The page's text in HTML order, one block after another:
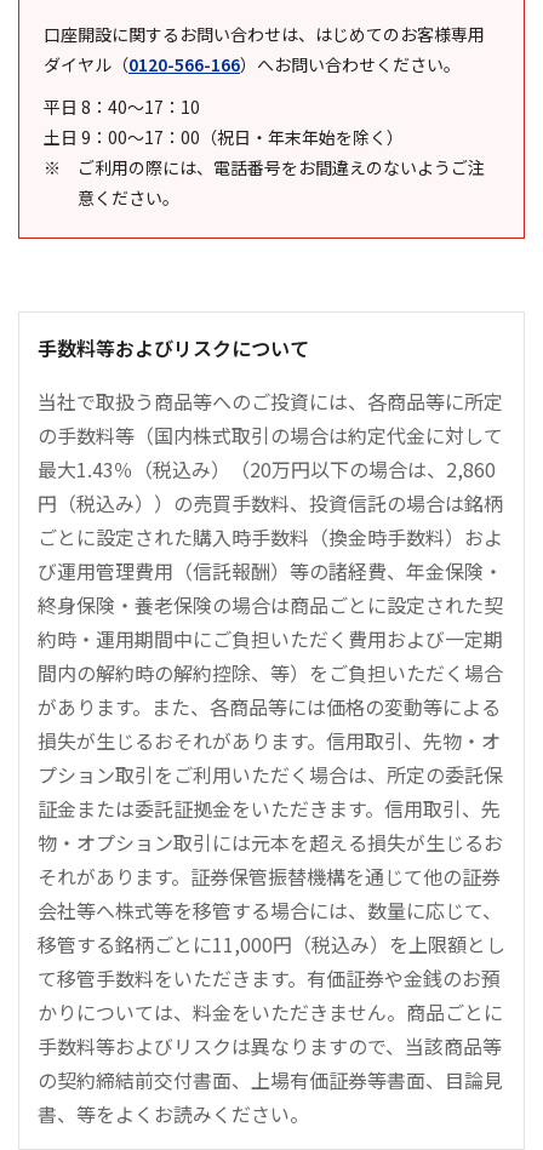
口座開設に関するお問い合わせは、はじめてのお客様専用
ダイヤル （0120-566-166） へお問い合わせください。
平日 8：40～17：10
土日 9：00～17：00（祝日・年末年始を除く）
ご利用の際には、電話番号をお間違えのないようご注
意ください。
手数料等およびリスクについて
当社で取扱う商品等へのご投資には、各商品等に所定
の手数料等（国内株式取引の場合は約定代金に対して
最大1.43％（税込み）（20万円以下の場合は、2,860
円（税込み））の売買手数料、投資信託の場合は銘柄
ごとに設定された購入時手数料（換金時手数料）およ
び運用管理費用（信託報酬）等の諸経費、年金保険・
終身保険・養老保険の場合は商品ごとに設定された契
約時・運用期間中にご負担いただく費用および一定期
間内の解約時の解約控除、等）をご負担いただく場合
があります。また、各商品等には価格の変動等による
損失が生じるおそれがあります。信用取引、先物・オ
プション取引をご利用いただく場合は、所定の委託保
証金または委託証拠金をいただきます。信用取引、先
物・オプション取引には元本を超える損失が生じるお
それがあります。証券保管振替機構を通じて他の証券
会社等へ株式等を移管する場合には、数量に応じて、
移管する銘柄ごとに11,000円（税込み）を上限額とし
て移管手数料をいただきます。有価証券や金銭のお預
かりについては、料金をいただきません。商品ごとに
手数料等およびリスクは異なりますので、当該商品等
の契約締結前交付書面、上場有価証券等書面、目論見
書、等をよくお読みください。